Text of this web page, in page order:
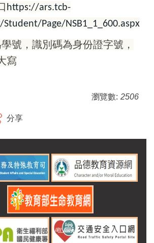
https://ars.tcb-
Page/NSB1_1_600.aspx
號，識別碼為身份證字號，
寫
瀏覽數: 2506
分享